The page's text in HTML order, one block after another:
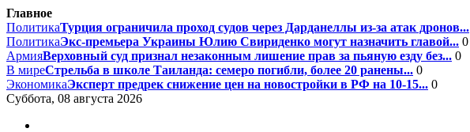
Главное
ПолитикаТурция ограничила проход судов через Дарданеллы из-за атак дронов...
ПолитикаЭкс-премьера Украины Юлию Свириденко могут назначить главой... 0
АрмияВерховный суд признал незаконным лишение прав за пьяную езду без... 0
В миреСтрельба в школе Таиланда: семеро погибли, более 20 ранены... 0
ЭкономикаЭксперт предрек снижение цен на новостройки в РФ на 10-15... 0
Суббота, 08 августа 2026